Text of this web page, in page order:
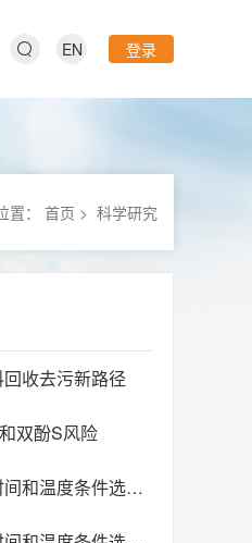
EN 登录
置： 首页 > 科学研究
收去污新路径
双酚S风险
择研究(2)——外卖塑料餐盒